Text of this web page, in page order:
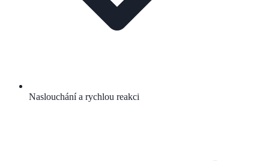
Naslouchání a rychlou reakci